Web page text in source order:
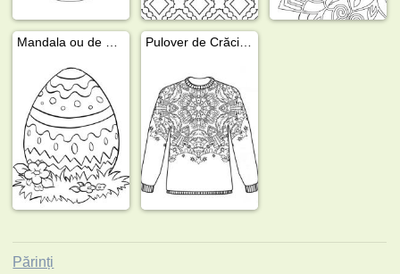
Părinți